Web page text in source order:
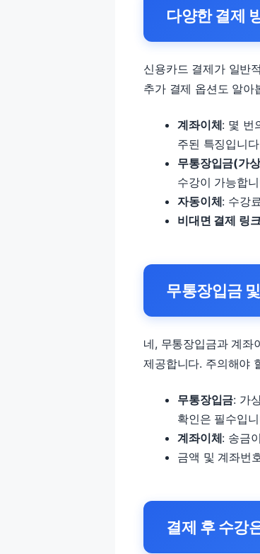
다양한 결제
신용카드 결제가 일반
추가 결제 옵션도 알아
계좌이체: 몇 번
주된 특징입니
무통장입금(가
수강이 가능합
자동이체: 수강
비대면 결제 링
무통장입금
네, 무통장입금과 계좌
제공합니다. 주의해야
무통장입금: 가
확인은 필수입
계좌이체: 송금
금액 및 계좌번
결제 후 수강